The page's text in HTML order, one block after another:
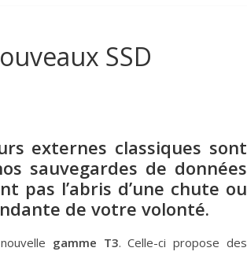
SSD
externes classiques sont
sauvegardes de données
pas l’abris d’une chute ou
de votre volonté.
gamme T3. Celle-ci propose des